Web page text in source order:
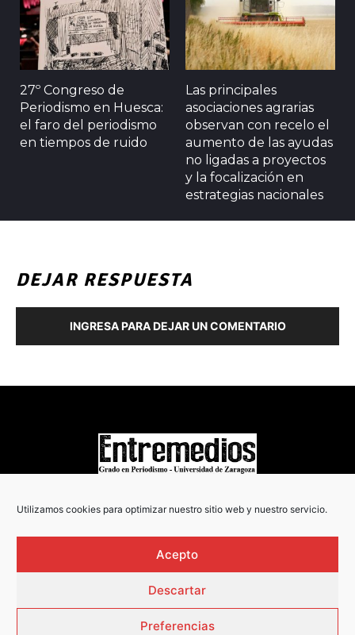
Utilizamos cookies para optimizar nuestro sitio web y nuestro servicio.
Acepto
Descartar
Preferencias
27º Congreso de
Periodismo en Huesca:
el faro del periodismo
en tiempos de ruido
Las principales
asociaciones agrarias
observan con recelo el
aumento de las ayudas
no ligadas a proyectos
y la focalización en
estrategias nacionales
DEJAR RESPUESTA
INGRESA PARA DEJAR UN COMENTARIO